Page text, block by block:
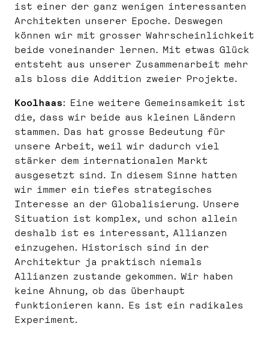
ist einer der ganz wenigen interessanten
Architekten unserer Epoche. Deswegen
können wir mit grosser Wahrscheinlichkeit
beide voneinander lernen. Mit etwas Glück
entsteht aus unserer Zusammenarbeit mehr
als bloss die Addition zweier Projekte.
Koolhaas: Eine weitere Gemeinsamkeit ist
die, dass wir beide aus kleinen Ländern
stammen. Das hat grosse Bedeutung für
unsere Arbeit, weil wir dadurch viel
stärker dem internationalen Markt
ausgesetzt sind. In diesem Sinne hatten
wir immer ein tiefes strategisches
Interesse an der Globalisierung. Unsere
Situation ist komplex, und schon allein
deshalb ist es interessant, Allianzen
einzugehen. Historisch sind in der
Architektur ja praktisch niemals
Allianzen zustande gekommen. Wir haben
keine Ahnung, ob das überhaupt
funktionieren kann. Es ist ein radikales
Experiment.